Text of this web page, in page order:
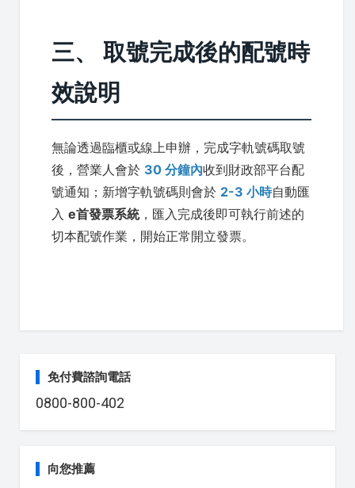
三、 取號完成後的配號時
效說明
無論透過臨櫃或線上申辦，完成字軌號碼取號
後，營業人會於 30 分鐘內收到財政部平台配
號通知；新增字軌號碼則會於 2-3 小時自動匯
入 e首發票系統，匯入完成後即可執行前述的
切本配號作業，開始正常開立發票。
免付費諮詢電話
0800-800-402
向您推薦